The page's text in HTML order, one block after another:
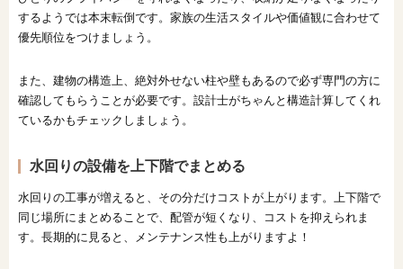
するようでは本末転倒です。家族の生活スタイルや価値観に合わせて
優先順位をつけましょう。
また、建物の構造上、絶対外せない柱や壁もあるので必ず専門の方に
確認してもらうことが必要です。設計士がちゃんと構造計算してくれ
ているかもチェックしましょう。
水回りの設備を上下階でまとめる
水回りの工事が増えると、その分だけコストが上がります。上下階で
同じ場所にまとめることで、配管が短くなり、コストを抑えられま
す。長期的に見ると、メンテナンス性も上がりますよ！